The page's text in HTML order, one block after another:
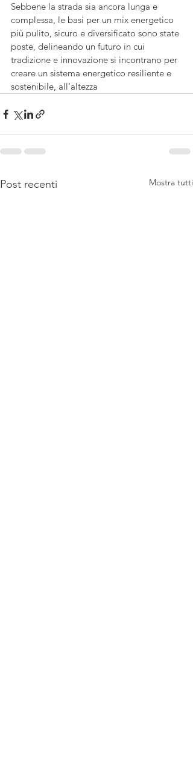
Sebbene la strada sia ancora lunga e
complessa, le basi per un mix energetico
più pulito, sicuro e diversificato sono state
poste, delineando un futuro in cui
tradizione e innovazione si incontrano per
creare un sistema energetico resiliente e
sostenibile, all'altezza
Post recenti Mostra tutti